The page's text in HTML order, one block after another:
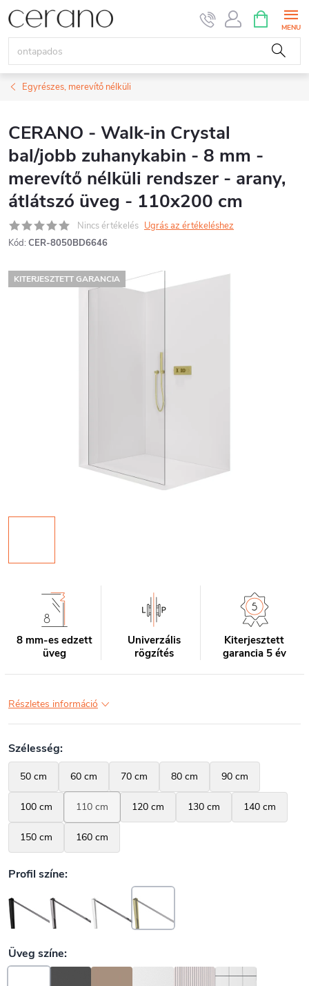
Ugrás
tartalomhoz
KOSÁR
Egyrészes, merevítő nélküli
CERANO - Walk-in Crystal
bal/jobb zuhanykabin - 8 mm -
merevítő nélküli rendszer - arany,
átlátszó üveg - 110x200 cm
Nincs értékelés Ugrás az értékeléshez
Kód: CER-8050BD6646
KITERJESZTETT GARANCIA
8 mm-es edzett
üveg
Univerzális
rögzítés
Kiterjesztett
garancia 5 év
Részletes információ